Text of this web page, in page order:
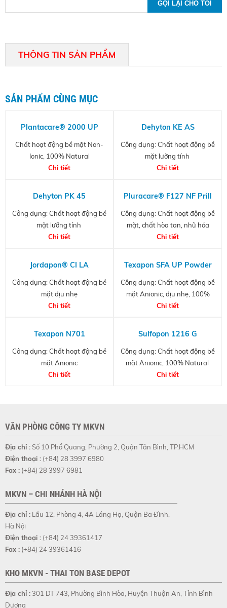
THÔNG TIN SẢN PHẨM
SẢN PHẨM CÙNG MỤC
Plantacare® 2000 UP
Chất hoạt động bề mặt Non-
Ionic, 100% Natural
Chi tiết
Dehyton KE AS
Công dụng: Chất hoạt động bề
mặt lưỡng tính
Chi tiết
Dehyton PK 45
Công dụng: Chất hoạt động bề
mặt lưỡng tính
Chi tiết
Pluracare® F127 NF Prill
Công dụng: Chất hoạt động bề
mặt, chất hòa tan, nhũ hóa
Chi tiết
Jordapon® CI LA
Công dụng: Chất hoạt động bề
mặt dịu nhẹ
Chi tiết
Texapon SFA UP Powder
Công dụng: Chất hoạt động bề
mặt Anionic, dịu nhẹ, 100%
Natural
Chi tiết
Texapon N701
Công dụng: Chất hoạt động bề
mặt Anionic
Chi tiết
Sulfopon 1216 G
Công dụng: Chất hoạt động bề
mặt Anionic, 100% Natural
Chi tiết
VĂN PHÒNG CÔNG TY MKVN
Địa chỉ :Số 10 Phổ Quang, Phường 2, Quận Tân Bình, TP.HCM
Điện thoại : (+84) 28 3997 6980
Fax : (+84) 28 3997 6981
MKVN – CHI NHÁNH HÀ NỘI
Địa chỉ : Lầu 12, Phòng 4, 4A Láng Hạ, Quận Ba Đình,
Hà Nội
Điện thoại : (+84) 24 39361417
Fax : (+84) 24 39361416
KHO MKVN - THAI TON BASE DEPOT
Địa chỉ : 301 DT 743, Phường Bình Hòa, Huyện Thuận An, Tỉnh Bình
Dương